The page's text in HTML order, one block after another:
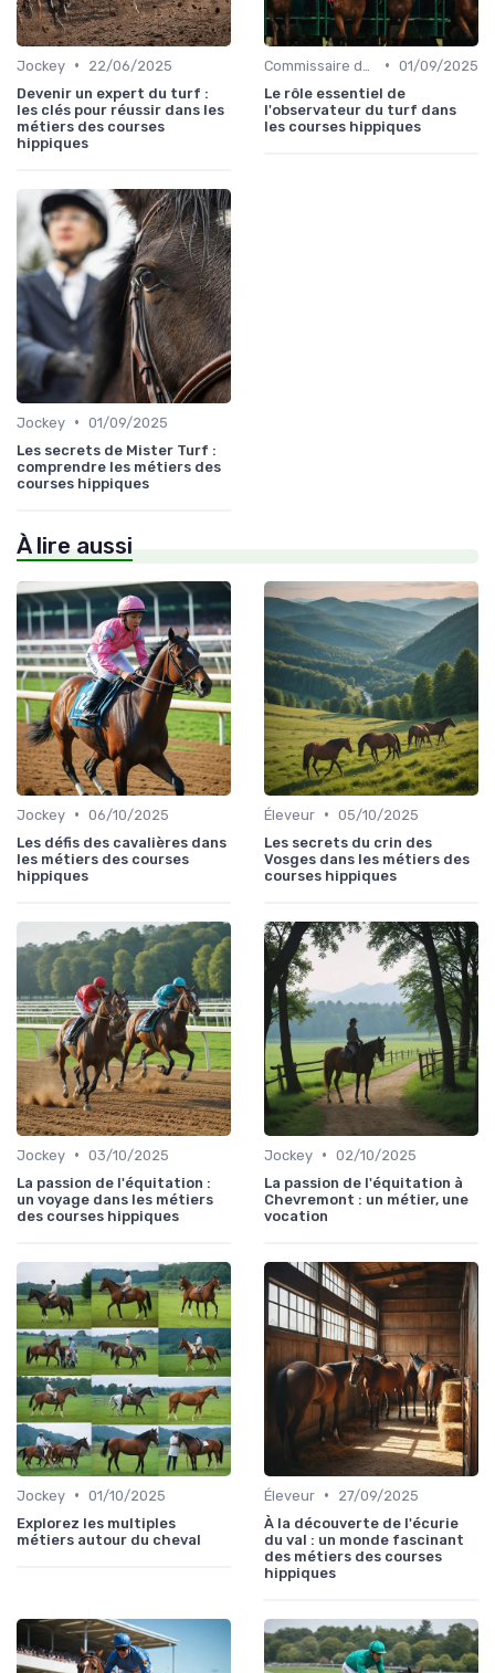
Jockey •
22/06/2025
Devenir un expert du turf :
les clés pour réussir dans les
métiers des courses
hippiques
• 01/09/2025
Le rôle essentiel de
l'observateur du turf dans
les courses hippiques
Jockey • 01/09/2025
Les secrets de Mister Turf :
comprendre les métiers des
courses hippiques
À lire aussi
Jockey • 06/10/2025
Les défis des cavalières dans
les métiers des courses
hippiques
Éleveur • 05/10/2025
Les secrets du crin des
Vosges dans les métiers des
courses hippiques
Jockey • 03/10/2025
La passion de l'équitation :
un voyage dans les métiers
des courses hippiques
Jockey • 02/10/2025
La passion de l'équitation à
Chevremont : un métier, une
vocation
Jockey • 01/10/2025
Explorez les multiples
métiers autour du cheval
Éleveur •
27/09/2025
À la découverte de l'écurie
du val : un monde fascinant
des métiers des courses
hippiques